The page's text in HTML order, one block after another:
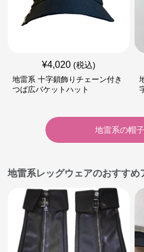
¥4,020 (税込)
地雷系 十字鎖飾りチェーン付き
つば広バケットハット
地雷系の帽子
地雷系レッグウェアのおすすめ